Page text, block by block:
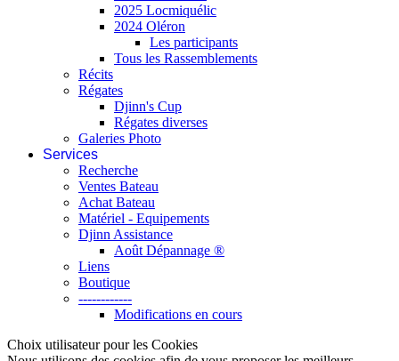
2025 Locmiquélic
2024 Oléron
Les participants
Tous les Rassemblements
Récits
Régates
Djinn's Cup
Régates diverses
Galeries Photo
Services
Recherche
Ventes Bateau
Achat Bateau
Matériel - Equipements
Djinn Assistance
Août Dépannage ®
Liens
Boutique
------------
Modifications en cours
Choix utilisateur pour les Cookies